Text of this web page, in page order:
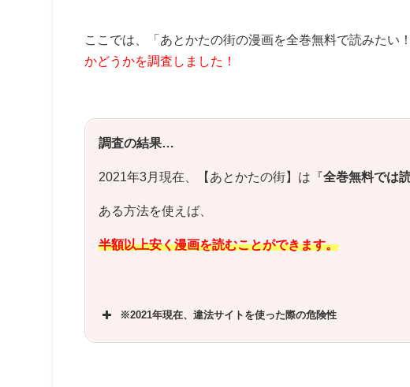
ここでは、「あとかたの街の漫画を全巻無料で読みたい
かどうかを調査しました！
調査の結果…
2021年3月現在、【あとかたの街】は『全巻無料では
ある方法を使えば、
半額以上安く漫画を読むことができます。
※2021年現在、違法サイトを使った際の危険性